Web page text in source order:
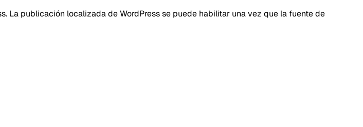
La publicación localizada de WordPress se puede habilitar una vez que la fuente de